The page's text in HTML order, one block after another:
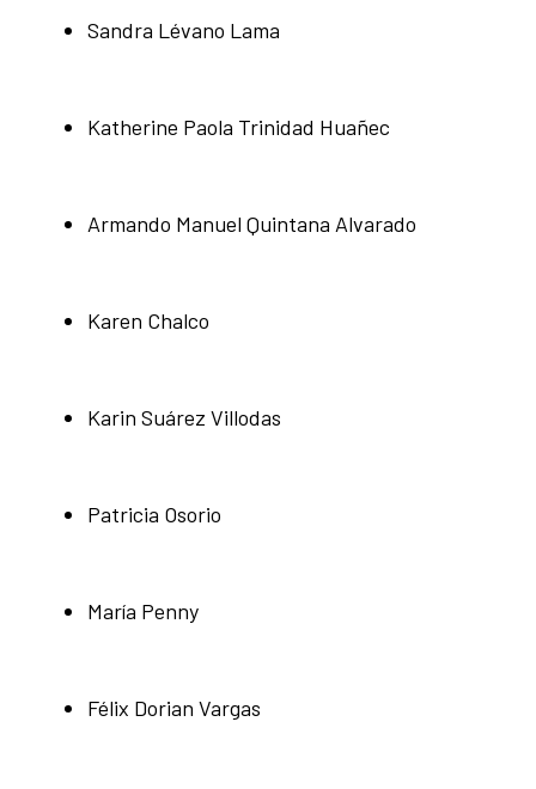
Sandra Lévano Lama
Katherine Paola Trinidad Huañec
Armando Manuel Quintana Alvarado
Karen Chalco
Karin Suárez Villodas
Patricia Osorio
María Penny
Félix Dorian Vargas